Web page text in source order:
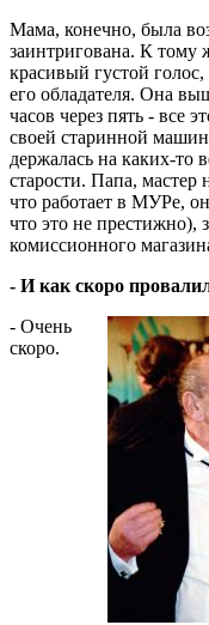
Мама, конечно, была
заинтригована. К тому
красивый густой голос,
его обладателя. Она
часов через пять - все
своей старинной
держалась на каких-то
старости. Папа, мастер
что работает в МУРе, он
что это не престижно),
комиссионного
- И как скоро
- Очень
скоро.